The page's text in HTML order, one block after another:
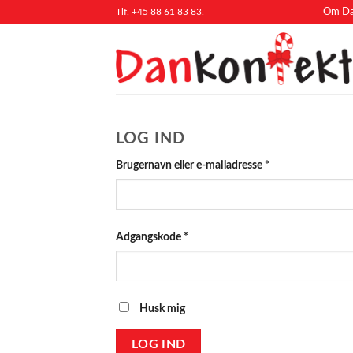
Tlf. +45 88 61 83 83. Om
LOG IND
Brugernavn eller e-mailadresse *
Adgangskode *
Husk mig
LOG IND